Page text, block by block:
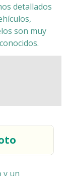
detallados
son muy
y un